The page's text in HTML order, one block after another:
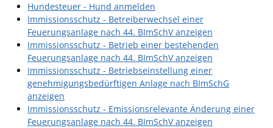
Hundesteuer - Hund anmelden
Immissionsschutz - Betreiberwechsel einer
Feuerungsanlage nach 44. BImSchV anzeigen
Immissionsschutz - Betrieb einer bestehenden
Feuerungsanlage nach 44. BImSchV anzeigen
Immissionsschutz - Betriebseinstellung einer
genehmigungsbedürftigen Anlage nach BImSchG
anzeigen
Immissionsschutz - Emissionsrelevante Änderung einer
Feuerungsanlage nach 44. BImSchV anzeigen